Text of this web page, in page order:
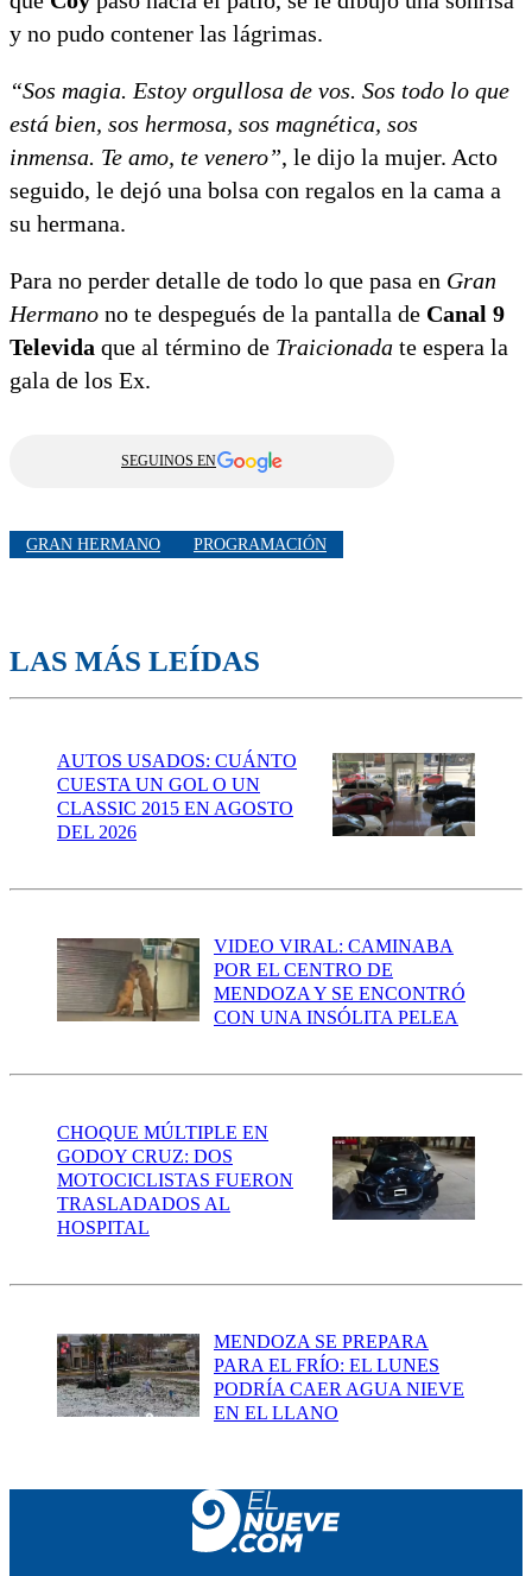
y no pudo contener las lágrimas.
“Sos magia. Estoy orgullosa de vos. Sos todo lo que
está bien, sos hermosa, sos magnética, sos
inmensa. Te amo, te venero”, le dijo la mujer. Acto
seguido, le dejó una bolsa con regalos en la cama a
su hermana.
Para no perder detalle de todo lo que pasa en Gran
Hermano no te despegués de la pantalla de Canal 9
Televida que al término de Traicionada te espera la
gala de los Ex.
SEGUINOS EN
GRAN HERMANO PROGRAMACIÓN
LAS MÁS LEÍDAS
AUTOS USADOS: CUÁNTO
CUESTA UN GOL O UN
CLASSIC 2015 EN AGOSTO
DEL 2026
VIDEO VIRAL: CAMINABA
POR EL CENTRO DE
MENDOZA Y SE ENCONTRÓ
CON UNA INSÓLITA PELEA
CHOQUE MÚLTIPLE EN
GODOY CRUZ: DOS
MOTOCICLISTAS FUERON
TRASLADADOS AL
HOSPITAL
MENDOZA SE PREPARA
PARA EL FRÍO: EL LUNES
PODRÍA CAER AGUA NIEVE
EN EL LLANO